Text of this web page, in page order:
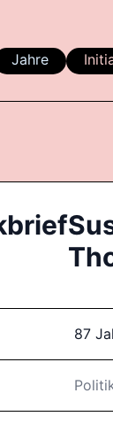
Jahre
87